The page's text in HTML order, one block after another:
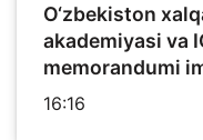
O‘zbekiston
akademiyasi va
memorandumi
16:16